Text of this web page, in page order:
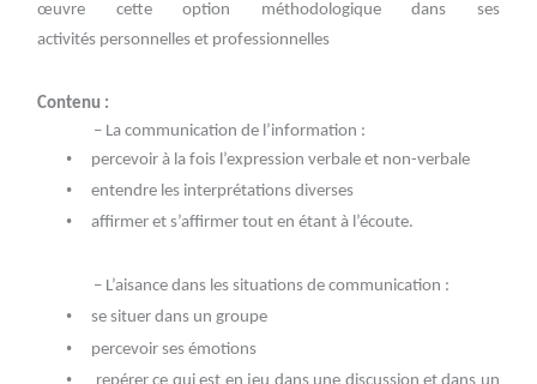
œuvre cette option méthodologique dans ses
activités personnelles et professionnelles
Contenu :
– La communication de l’information :
• percevoir à la fois l’expression verbale et non-verbale
• entendre les interprétations diverses
• affirmer et s’affirmer tout en étant à l’écoute.
– L’aisance dans les situations de communication :
• se situer dans un groupe
• percevoir ses émotions
•